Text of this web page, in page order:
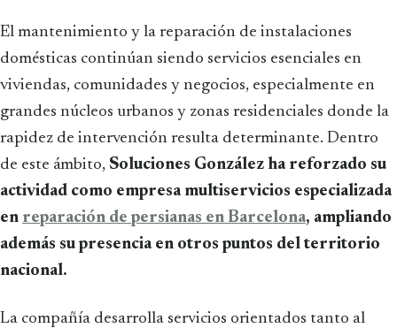
El mantenimiento y la reparación de instalaciones
domésticas continúan siendo servicios esenciales en
viviendas, comunidades y negocios, especialmente en
grandes núcleos urbanos y zonas residenciales donde la
rapidez de intervención resulta determinante. Dentro
de este ámbito, Soluciones González ha reforzado su
actividad como empresa multiservicios especializada
en reparación de persianas en Barcelona, ampliando
además su presencia en otros puntos del territorio
nacional.
La compañía desarrolla servicios orientados tanto al